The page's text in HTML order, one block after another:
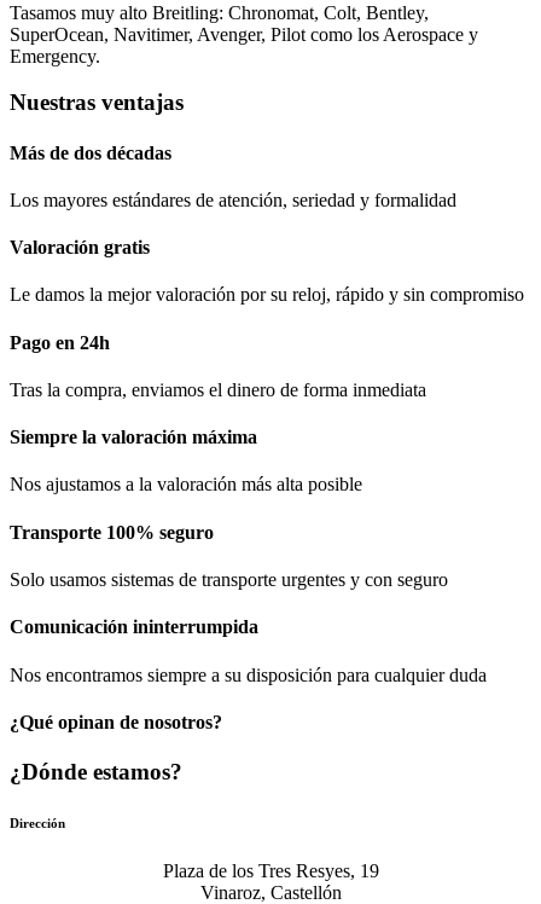
Tasamos muy alto Breitling: Chronomat, Colt, Bentley,
SuperOcean, Navitimer, Avenger, Pilot como los Aerospace y
Emergency.
Nuestras ventajas
Más de dos décadas
Los mayores estándares de atención, seriedad y formalidad​
Valoración gratis
Le damos la mejor valoración por su reloj, rápido y sin compromiso
Pago en 24h
Tras la compra, enviamos el dinero de forma inmediata
Siempre la valoración máxima
Nos ajustamos a la valoración más alta posible
Transporte 100% seguro
Solo usamos sistemas de transporte urgentes y con seguro
Comunicación​ ininterrumpida
Nos encontramos siempre a su disposición para cualquier duda
¿Qué opinan de nosotros?
¿Dónde estamos?
Dirección
Plaza de los Tres Resyes, 19
Vinaroz, Castellón